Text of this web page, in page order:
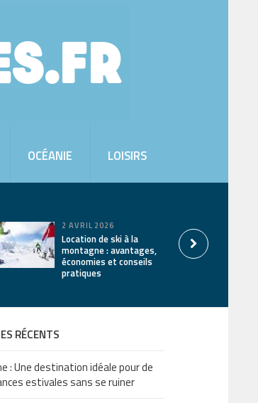
OCÉANIE LOISIRS
2 AVRIL 2026
Location de ski à la
montagne : avantages,
économies et conseils
pratiques
RÉCENTS
: Une destination idéale pour de
estivales sans se ruiner